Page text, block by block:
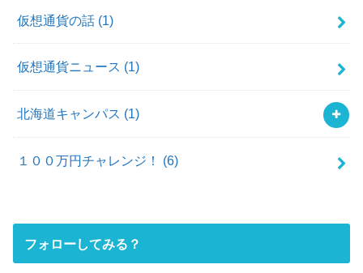
仮想通貨の話 (1)
仮想通貨ニュース (1)
北海道キャンパス (1)
１００万円チャレンジ！ (6)
フォローしてみる？